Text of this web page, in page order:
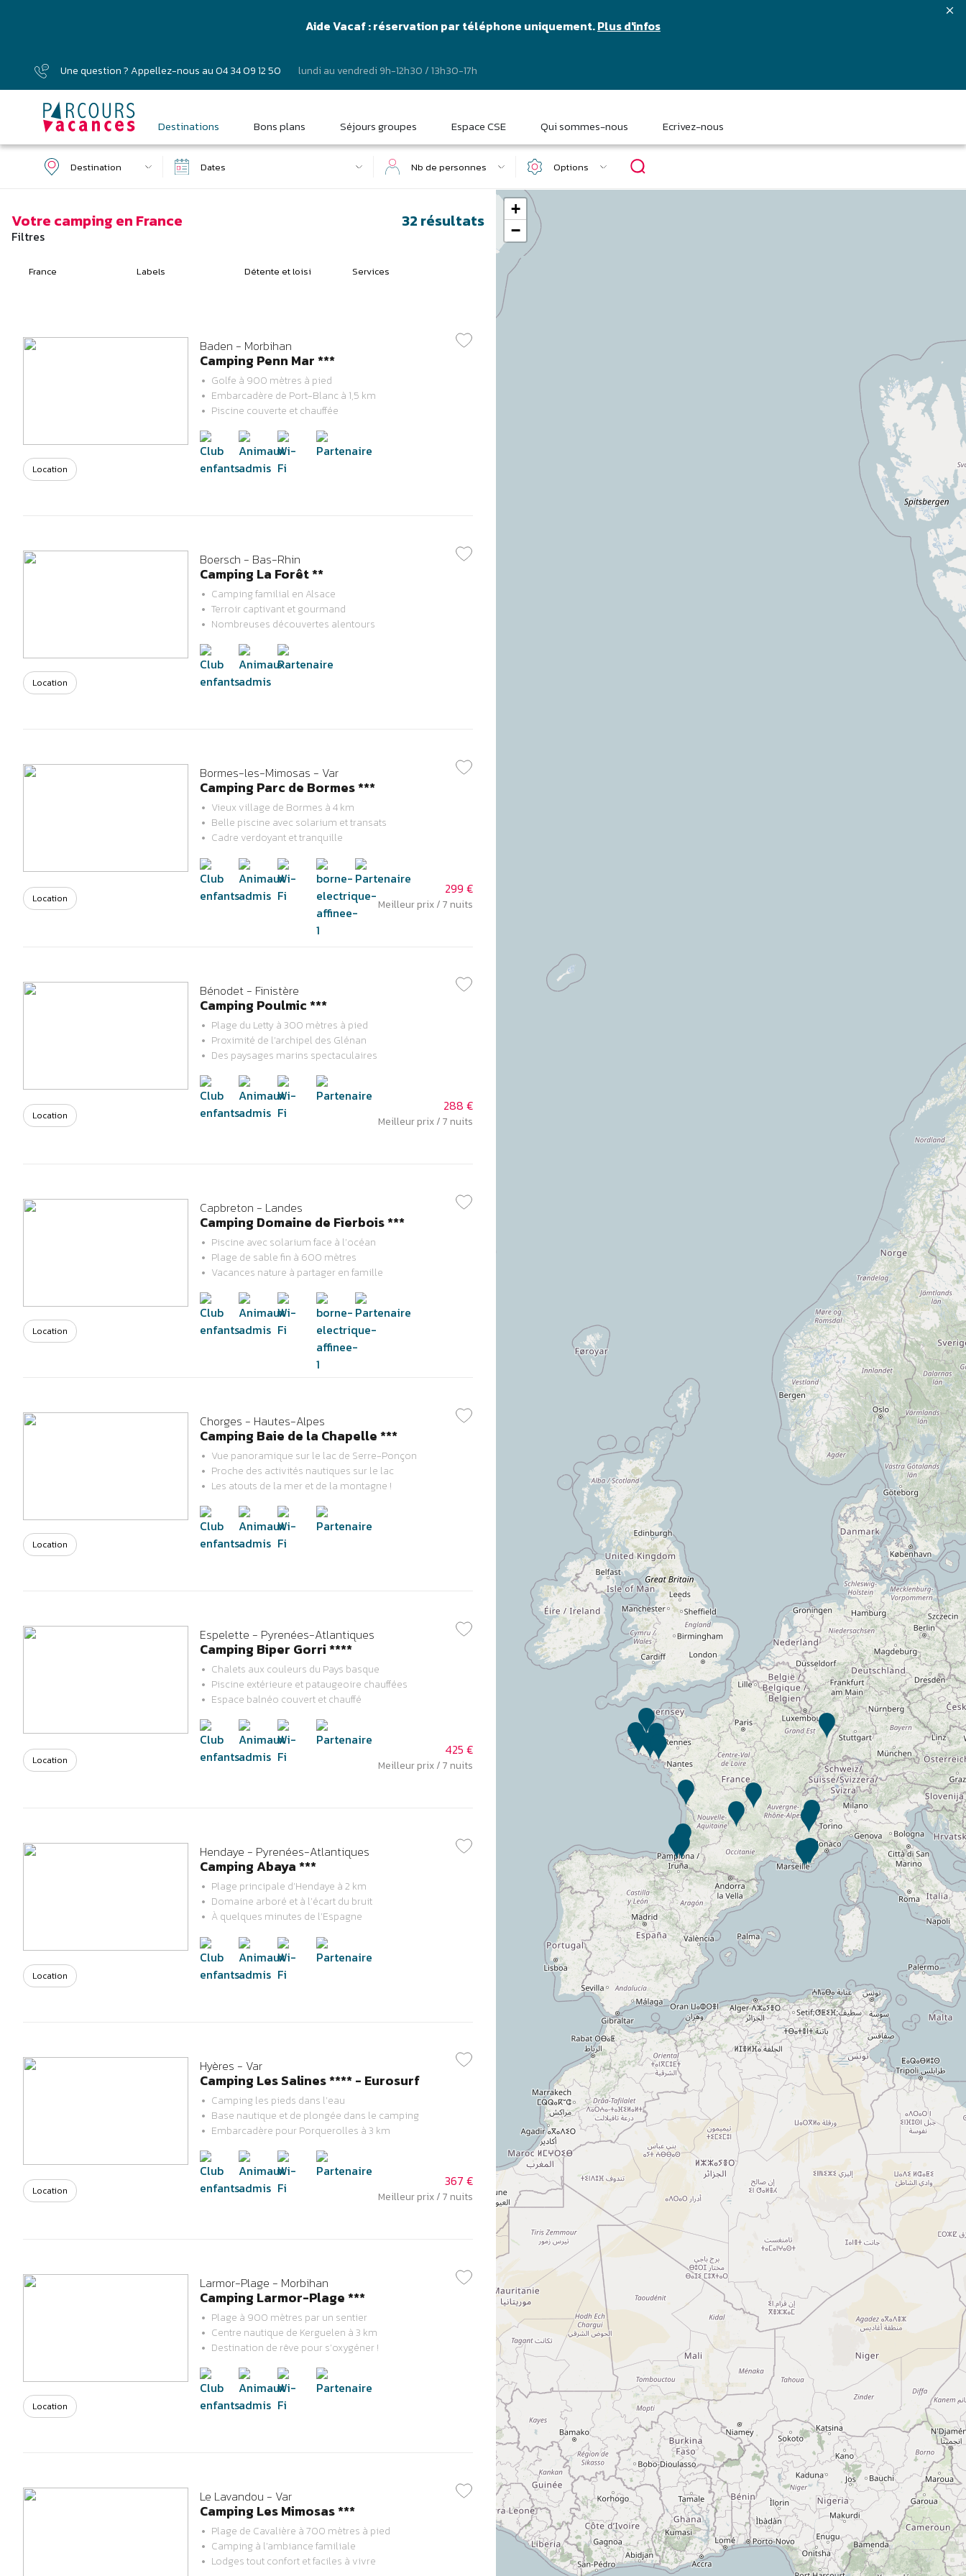
Aide Vacaf : réservation par téléphone uniquement.Plus d'infos
Une question ? Appellez-nous au04 34 09 12 50 lundi au vendredi 9h-12h30 / 13h30-17h
Destinations Bons plans Séjours groupes Espace CSE Qui sommes-nous Ecrivez-nous
Votre camping en France 32 résultats
Nb de personnes
Enfant :
Options
Tourisme et handicaps
Plus beaux villages de France
Un animal admis
Wi-Fi gratuit
Local/casier à skis
Bar / snack-bar
Logement PMR
Prêt de kit bébé
Local à vélos
Filtres
Baden - Morbihan
Camping Penn Mar ***
Golfe à 900 mètres à pied
Embarcadère de Port-Blanc à 1,5 km
Piscine couverte et chauffée
Location
Boersch - Bas-Rhin
Camping La Forêt **
Camping familial en Alsace
Terroir captivant et gourmand
Nombreuses découvertes alentours
Location
Bormes-les-Mimosas - Var
Camping Parc de Bormes ***
Vieux village de Bormes à 4 km
Belle piscine avec solarium et transats
Cadre verdoyant et tranquille
Location
299 €
Meilleur prix / 7 nuits
Bénodet - Finistère
Camping Poulmic ***
Plage du Letty à 300 mètres à pied
Proximité de l’archipel des Glénan
Des paysages marins spectaculaires
Location
288 €
Meilleur prix / 7 nuits
Capbreton - Landes
Camping Domaine de Fierbois ***
Piscine avec solarium face à l’océan
Plage de sable fin à 600 mètres
Vacances nature à partager en famille
Location
Chorges - Hautes-Alpes
Camping Baie de la Chapelle ***
Vue panoramique sur le lac de Serre-Ponçon
Proche des activités nautiques sur le lac
Les atouts de la mer et de la montagne !
Location
Espelette - Pyrenées-Atlantiques
Camping Biper Gorri ****
Chalets aux couleurs du Pays basque
Piscine extérieure et pataugeoire chauffées
Espace balnéo couvert et chauffé
Location
425 €
Meilleur prix / 7 nuits
Hendaye - Pyrenées-Atlantiques
Camping Abaya ***
Plage principale d’Hendaye à 2 km
Domaine arboré et à l’écart du bruit
À quelques minutes de l’Espagne
Location
Hyères - Var
Camping Les Salines **** - Eurosurf
Camping les pieds dans l’eau
Base nautique et de plongée dans le camping
Embarcadère pour Porquerolles à 3 km
Location
367 €
Meilleur prix / 7 nuits
Larmor-Plage - Morbihan
Camping Larmor-Plage ***
Plage à 900 mètres par un sentier
Centre nautique de Kerguelen à 3 km
Destination de rêve pour s’oxygéner !
Location
Le Lavandou - Var
Camping Les Mimosas ***
Plage de Cavalière à 700 mètres à pied
Camping à l’ambiance familiale
Lodges tout confort et faciles à vivre
+
−